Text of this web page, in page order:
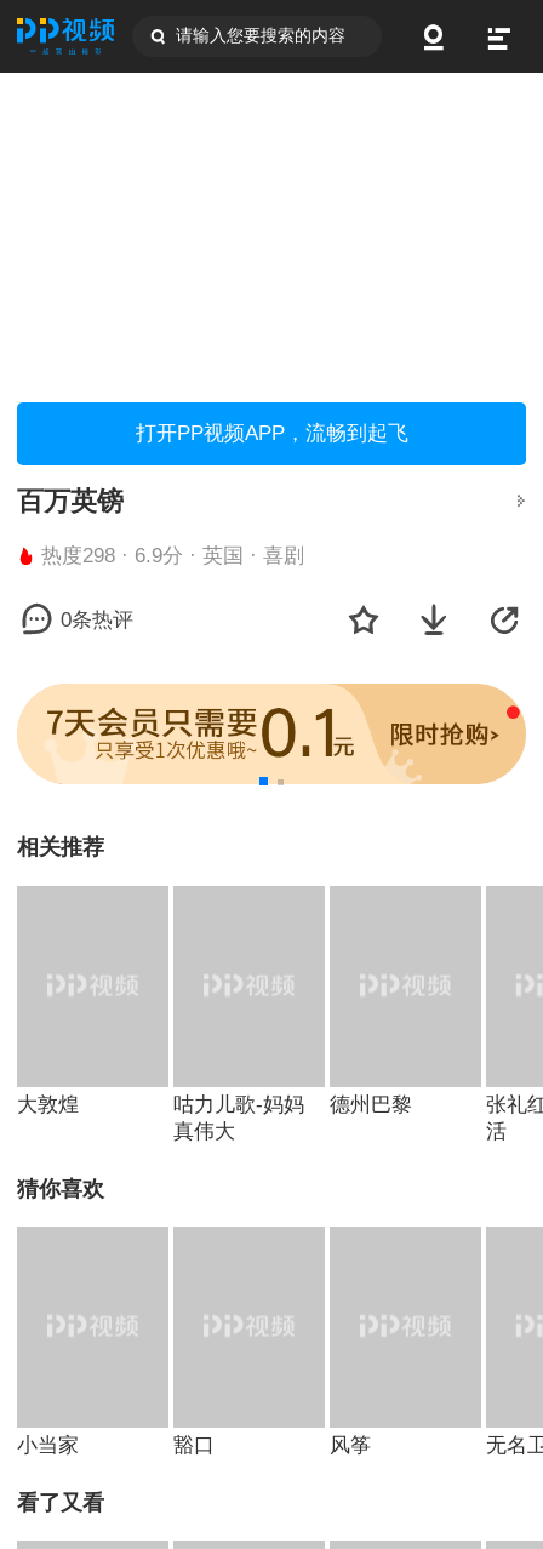
请输入您要搜索的内容
打开PP视频APP，流畅到起飞
百万英镑
热度298 · 6.9分 · 英国 · 喜剧
0条热评
相关推荐
大敦煌
咕力儿歌-妈妈
真伟大
德州巴黎
张礼
活
猜你喜欢
小当家 豁口 风筝 无名
看了又看